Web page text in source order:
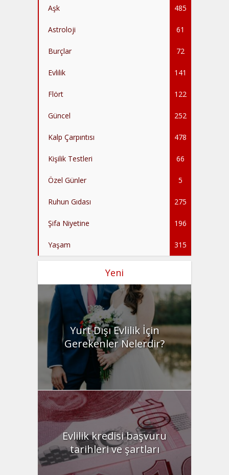
Aşk 485
Astroloji 61
Burçlar 72
Evlilik 141
Flört 122
Güncel 252
Kalp Çarpıntısı 478
Kişilik Testleri 66
Özel Günler 5
Ruhun Gıdası 275
Şifa Niyetine 196
Yaşam 315
Yeni
Yurt Dışı Evlilik İçin
Gerekenler Nelerdir?
Evlilik kredisi başvuru
tarihleri ve şartları